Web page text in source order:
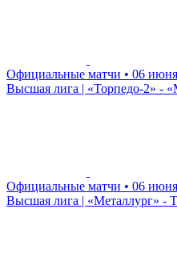
Официальные матчи • 06 июня
Высшая лига | «Торпедо-2» -
Официальные матчи • 06 июня
Высшая лига | «Металлург» -